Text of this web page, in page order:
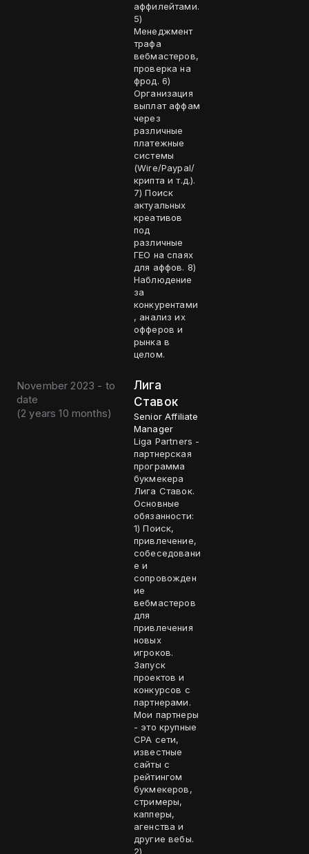
аффилейтами.
5)
Менеджмент
трафа
вебмастеров,
проверка на
фрод. 6)
Организация
выплат аффам
через
различные
платежные
системы
(Wire/Paypal/
крипта и т.д.).
7) Поиск
актуальных
креативов
под
различные
ГЕО на спаях
для аффов. 8)
Наблюдение
за
конкурентами
, анализ их
офферов и
рынка в
целом.
November 2023 - to
date
(2 years 10 months)
Лига
Ставок
Senior Affiliate
Manager
Liga Partners -
партнерская
программа
букмекера
Лига Ставок.
Основные
обязанности:
1) Поиск,
привлечение,
собеседовани
е и
сопровожден
ие
вебмастеров
для
привлечения
новых
игроков.
Запуск
проектов и
конкурсов с
партнерами.
Мои партнеры
- это крупные
CPA сети,
известные
сайты с
рейтингом
букмекеров,
стримеры,
капперы,
агенства и
другие вебы.
2)